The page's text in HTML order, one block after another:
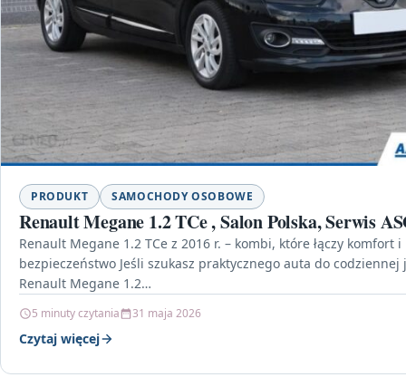
PRODUKT SAMOCHODY OSOBOWE
Renault Megane 1.2 TCe , Salon Polska, Serwis
Renault Megane 1.2 TCe z 2016 r. – kombi, które łączy komfort i
bezpieczeństwo Jeśli szukasz praktycznego auta do codziennej
Renault Megane 1.2…
5 minuty czytania 31 maja 2026
Czytaj więcej